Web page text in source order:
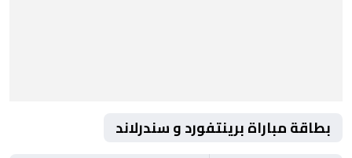
بطاقة مباراة برينتفورد و سندرلاند